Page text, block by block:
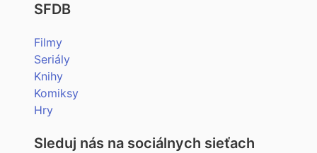
SFDB
Filmy
Seriály
Knihy
Komiksy
Hry
Sleduj nás na sociálnych sieťach